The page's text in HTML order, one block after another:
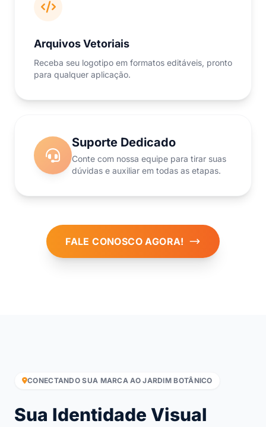
Arquivos Vetoriais
Receba seu logotipo em formatos editáveis, pronto
para qualquer aplicação.
Suporte Dedicado
Conte com nossa equipe para tirar suas
dúvidas e auxiliar em todas as etapas.
FALE CONOSCO AGORA!
CONECTANDO SUA MARCA AO JARDIM BOTÂNICO
Sua Identidade Visual